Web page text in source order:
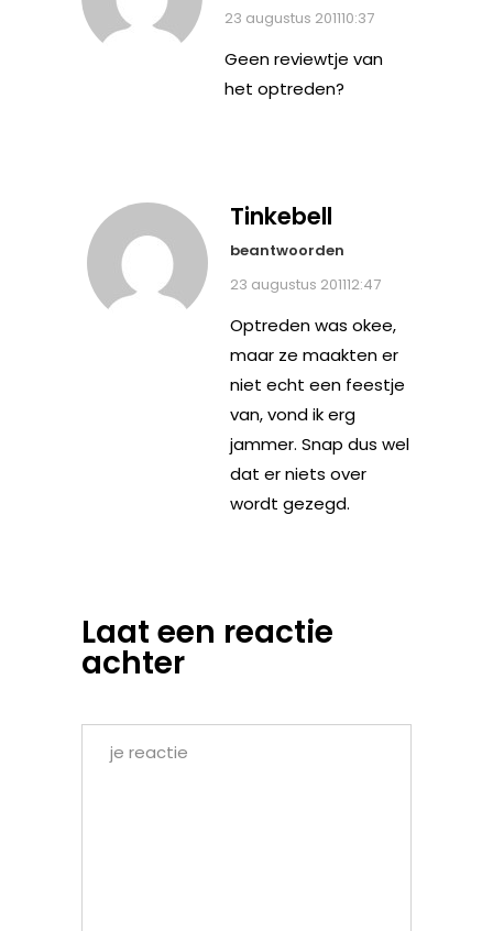
23 augustus 201110:37
Geen reviewtje van
het optreden?
Tinkebell
beantwoorden
23 augustus 201112:47
Optreden was okee,
maar ze maakten er
niet echt een feestje
van, vond ik erg
jammer. Snap dus wel
dat er niets over
wordt gezegd.
Laat een reactie
achter